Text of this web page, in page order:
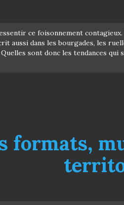
ce foisonnement
aussi dans les bourgades, les
sont donc les tendances
formats,